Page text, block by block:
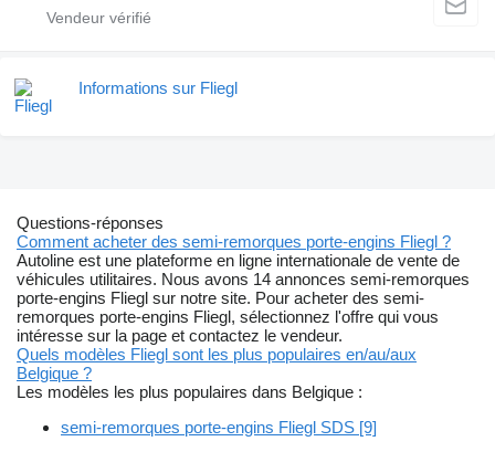
Informations sur Fliegl
Questions-réponses
Comment acheter des semi-remorques porte-engins Fliegl ?
Autoline est une plateforme en ligne internationale de vente de
véhicules utilitaires. Nous avons 14 annonces semi-remorques
porte-engins Fliegl sur notre site. Pour acheter des semi-
remorques porte-engins Fliegl, sélectionnez l'offre qui vous
intéresse sur la page et contactez le vendeur.
Quels modèles Fliegl sont les plus populaires en/au/aux
Belgique ?
Les modèles les plus populaires dans Belgique :
semi-remorques porte-engins Fliegl SDS [9]